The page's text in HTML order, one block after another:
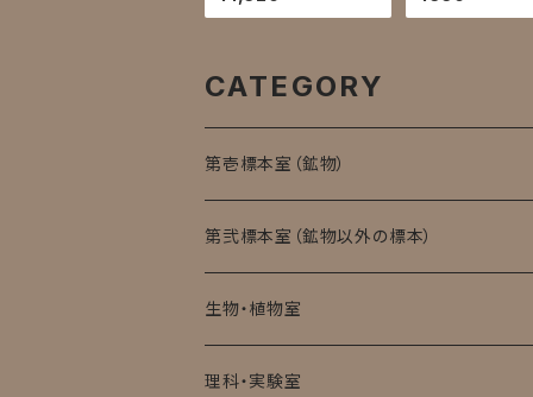
CATEGORY
第壱標本室（鉱物）
第弐標本室（鉱物以外の標本）
生物・植物室
理科・実験室